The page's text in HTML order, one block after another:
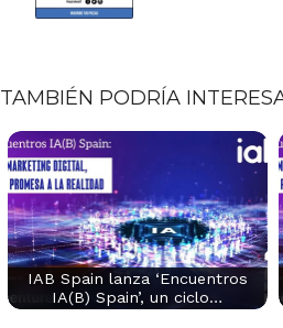
TAMBIÉN PODRÍA
IAB Spain lanza ‘Encuentros
IA(B) Spain’, un ciclo…